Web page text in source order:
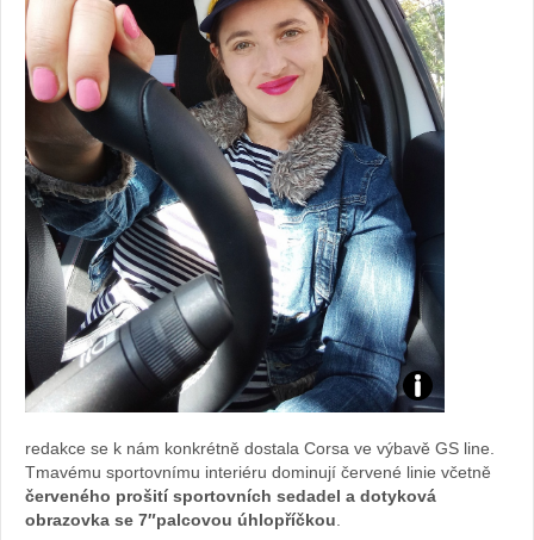
Foto:
Sabina
Kvášová
redakce se k nám konkrétně dostala Corsa ve výbavě GS line.
Tmavému sportovnímu interiéru dominují červené linie včetně
červeného prošití sportovních sedadel a dotyková
obrazovka se 7″palcovou úhlopříčkou